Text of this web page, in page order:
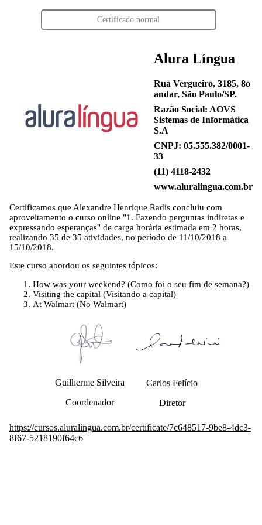
Certificado normal
Alura Língua
Rua Vergueiro, 3185, 8o
andar, São Paulo/SP.
Razão Social: AOVS
Sistemas de Informática
S.A
CNPJ: 05.555.382/0001-
33
(11) 4118-2432
www.aluralingua.com.br
Certificamos que Alexandre Henrique Radis concluiu com
aproveitamento o curso online "1. Fazendo perguntas indiretas e
expressando esperanças" de carga horária estimada em 2 horas,
realizando 35 de 35 atividades, no período de 11/10/2018 a
15/10/2018.
Este curso abordou os seguintes tópicos:
How was your weekend? (Como foi o seu fim de semana?)
Visiting the capital (Visitando a capital)
At Walmart (No Walmart)
Guilherme Silveira
Coordenador
Carlos Felício
Diretor
https://cursos.aluralingua.com.br/certificate/7c648517-9be8-4dc3-
8f67-5218190f64c6